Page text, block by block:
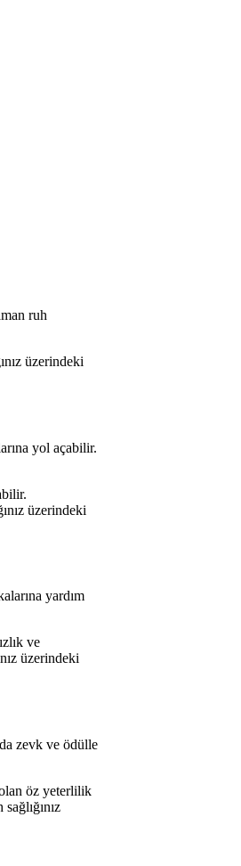
ruh
üzerindeki
yol açabilir.
üzerindeki
yardım
ve
üzerindeki
zevk ve ödülle
öz yeterlilik